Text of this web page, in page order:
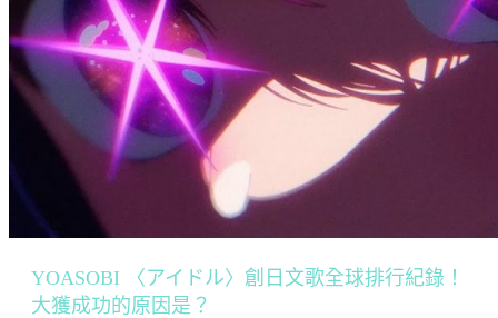
YOASOBI 〈アイドル〉創日文歌全球排行紀錄！
大獲成功的原因是？